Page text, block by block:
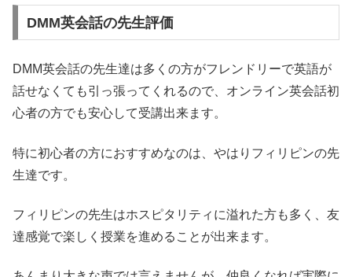
DMM英会話の先生評価
DMM英会話の先生達は多くの方がフレンドリーで英語が
話せなくても引っ張ってくれるので、オンライン英会話初
心者の方でも安心して受講出来ます。
特に初心者の方におすすめなのは、やはりフィリピンの先
生達です。
フィリピンの先生はホスピタリティに溢れた方も多く、友
達感覚で楽しく授業を進めることが出来ます。